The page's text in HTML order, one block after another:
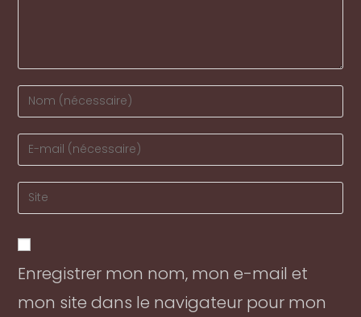
Enter
your
name
to
comment
Enter
your
email
address
comment
Enter
your
URL
(optional)
Enregistrer mon nom, mon e-mail et
mon site dans le navigateur pour mon